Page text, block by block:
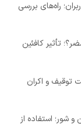
راه‌های بررسی
تأثیر کافئین
توقیف و اکران
شور؛ استفاده از